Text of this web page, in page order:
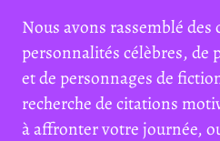
Nous avons rassemblé des
personnalités célèbres, de
et de personnages de
recherche de citations
à affronter votre journée,